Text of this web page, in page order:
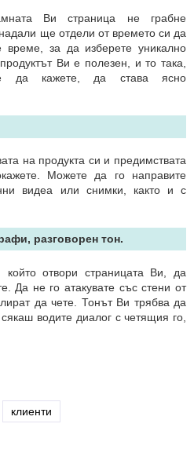
Ви страница не грабне
ще отдели от времето си да
време, за да изберете уникално
Ви е полезен, и то така,
да кажете, да става ясно
на продукта си и предимствата
Можете да го направите
видеа или снимки, както и с
разговорен тон.
отвори страницата Ви, да
Да не го атакувате със стени от
да чете. Тонът Ви трябва да
водите диалог с четящия го,
клиенти